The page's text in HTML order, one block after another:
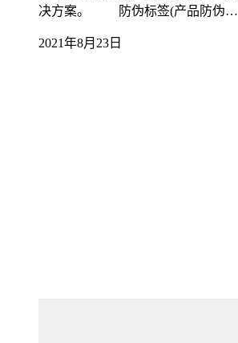
决方案。 防伪标签(产品防伪…
2021年8月23日